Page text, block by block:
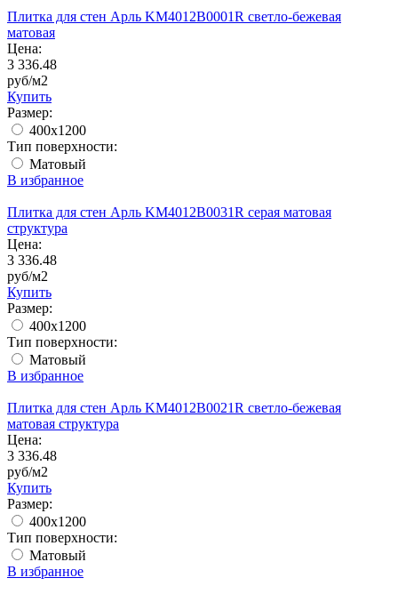
Плитка для стен Арль KM4012B0001R светло-бежевая
матовая
Цена:
3 336.48
руб/м2
Купить
Размер:
400x1200
Тип поверхности:
Матовый
В избранное
Плитка для стен Арль KM4012B0031R серая матовая
структура
Цена:
3 336.48
руб/м2
Купить
Размер:
400x1200
Тип поверхности:
Матовый
В избранное
Плитка для стен Арль KM4012B0021R светло-бежевая
матовая структура
Цена:
3 336.48
руб/м2
Купить
Размер:
400x1200
Тип поверхности:
Матовый
В избранное